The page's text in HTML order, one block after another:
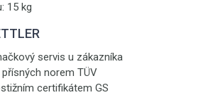
15 kg
servis u zákazníka
norem TÜV
certifikátem GS